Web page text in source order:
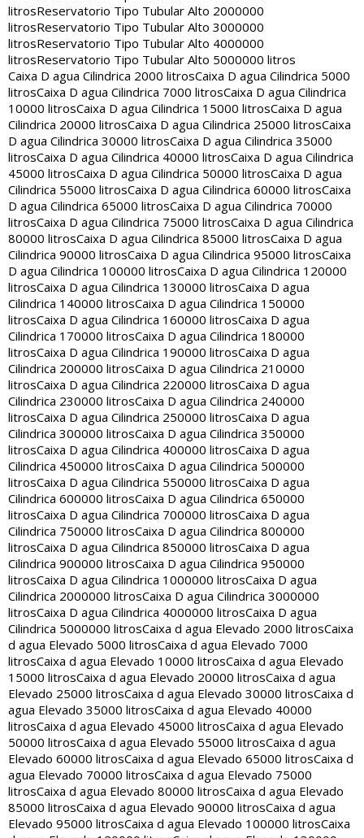
litrosReservatorio Tipo Tubular Alto 2000000
litrosReservatorio Tipo Tubular Alto 3000000
litrosReservatorio Tipo Tubular Alto 4000000
litrosReservatorio Tipo Tubular Alto 5000000 litros
Caixa D agua Cilindrica 2000 litrosCaixa D agua Cilindrica 5000
litrosCaixa D agua Cilindrica 7000 litrosCaixa D agua Cilindrica
10000 litrosCaixa D agua Cilindrica 15000 litrosCaixa D agua
Cilindrica 20000 litrosCaixa D agua Cilindrica 25000 litrosCaixa
D agua Cilindrica 30000 litrosCaixa D agua Cilindrica 35000
litrosCaixa D agua Cilindrica 40000 litrosCaixa D agua Cilindrica
45000 litrosCaixa D agua Cilindrica 50000 litrosCaixa D agua
Cilindrica 55000 litrosCaixa D agua Cilindrica 60000 litrosCaixa
D agua Cilindrica 65000 litrosCaixa D agua Cilindrica 70000
litrosCaixa D agua Cilindrica 75000 litrosCaixa D agua Cilindrica
80000 litrosCaixa D agua Cilindrica 85000 litrosCaixa D agua
Cilindrica 90000 litrosCaixa D agua Cilindrica 95000 litrosCaixa
D agua Cilindrica 100000 litrosCaixa D agua Cilindrica 120000
litrosCaixa D agua Cilindrica 130000 litrosCaixa D agua
Cilindrica 140000 litrosCaixa D agua Cilindrica 150000
litrosCaixa D agua Cilindrica 160000 litrosCaixa D agua
Cilindrica 170000 litrosCaixa D agua Cilindrica 180000
litrosCaixa D agua Cilindrica 190000 litrosCaixa D agua
Cilindrica 200000 litrosCaixa D agua Cilindrica 210000
litrosCaixa D agua Cilindrica 220000 litrosCaixa D agua
Cilindrica 230000 litrosCaixa D agua Cilindrica 240000
litrosCaixa D agua Cilindrica 250000 litrosCaixa D agua
Cilindrica 300000 litrosCaixa D agua Cilindrica 350000
litrosCaixa D agua Cilindrica 400000 litrosCaixa D agua
Cilindrica 450000 litrosCaixa D agua Cilindrica 500000
litrosCaixa D agua Cilindrica 550000 litrosCaixa D agua
Cilindrica 600000 litrosCaixa D agua Cilindrica 650000
litrosCaixa D agua Cilindrica 700000 litrosCaixa D agua
Cilindrica 750000 litrosCaixa D agua Cilindrica 800000
litrosCaixa D agua Cilindrica 850000 litrosCaixa D agua
Cilindrica 900000 litrosCaixa D agua Cilindrica 950000
litrosCaixa D agua Cilindrica 1000000 litrosCaixa D agua
Cilindrica 2000000 litrosCaixa D agua Cilindrica 3000000
litrosCaixa D agua Cilindrica 4000000 litrosCaixa D agua
Cilindrica 5000000 litrosCaixa d agua Elevado 2000 litrosCaixa
d agua Elevado 5000 litrosCaixa d agua Elevado 7000
litrosCaixa d agua Elevado 10000 litrosCaixa d agua Elevado
15000 litrosCaixa d agua Elevado 20000 litrosCaixa d agua
Elevado 25000 litrosCaixa d agua Elevado 30000 litrosCaixa d
agua Elevado 35000 litrosCaixa d agua Elevado 40000
litrosCaixa d agua Elevado 45000 litrosCaixa d agua Elevado
50000 litrosCaixa d agua Elevado 55000 litrosCaixa d agua
Elevado 60000 litrosCaixa d agua Elevado 65000 litrosCaixa d
agua Elevado 70000 litrosCaixa d agua Elevado 75000
litrosCaixa d agua Elevado 80000 litrosCaixa d agua Elevado
85000 litrosCaixa d agua Elevado 90000 litrosCaixa d agua
Elevado 95000 litrosCaixa d agua Elevado 100000 litrosCaixa